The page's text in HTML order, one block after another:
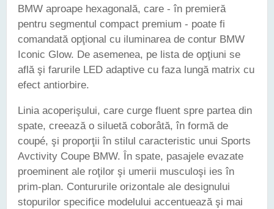
BMW aproape hexagonală, care - în premieră
pentru segmentul compact premium - poate fi
comandată opţional cu iluminarea de contur BMW
Iconic Glow. De asemenea, pe lista de opţiuni se
află şi farurile LED adaptive cu faza lungă matrix cu
efect antiorbire.
Linia acoperişului, care curge fluent spre partea din
spate, creează o siluetă coborâtă, în formă de
coupé, şi proporţii în stilul caracteristic unui Sports
Avctivity Coupe BMW. În spate, pasajele evazate
proeminent ale roţilor şi umerii musculoşi ies în
prim-plan. Contururile orizontale ale designului
stopurilor specifice modelului accentuează şi mai